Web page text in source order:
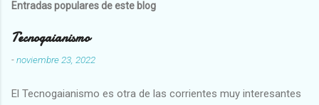
Entradas populares de este blog
Tecnogaianismo
-noviembre 23, 2022
El Tecnogaianismo es otra de las corrientes muy interesantes